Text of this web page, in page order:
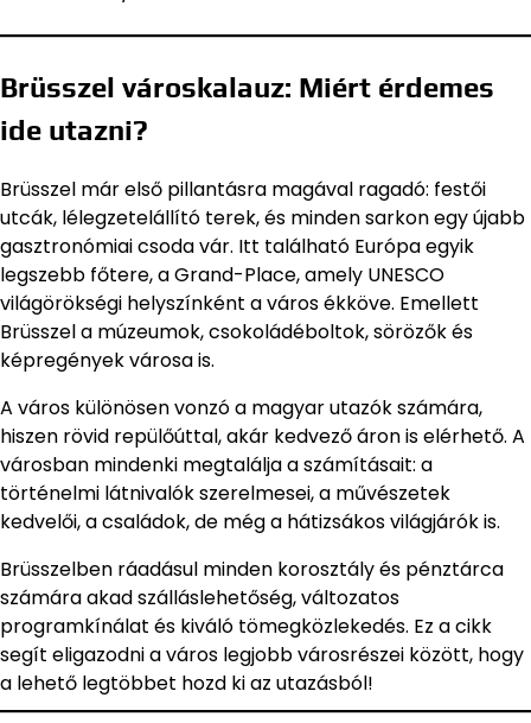
Brüsszel városkalauz: Miért érdemes
ide utazni?
Brüsszel már első pillantásra magával ragadó: festői
utcák, lélegzetelállító terek, és minden sarkon egy újabb
gasztronómiai csoda vár. Itt található Európa egyik
legszebb főtere, a Grand-Place, amely UNESCO
világörökségi helyszínként a város ékköve. Emellett
Brüsszel a múzeumok, csokoládéboltok, sörözők és
képregények városa is.
A város különösen vonzó a magyar utazók számára,
hiszen rövid repülőúttal, akár kedvező áron is elérhető. A
városban mindenki megtalálja a számításait: a
történelmi látnivalók szerelmesei, a művészetek
kedvelői, a családok, de még a hátizsákos világjárók is.
Brüsszelben ráadásul minden korosztály és pénztárca
számára akad szálláslehetőség, változatos
programkínálat és kiváló tömegközlekedés. Ez a cikk
segít eligazodni a város legjobb városrészei között, hogy
a lehető legtöbbet hozd ki az utazásból!